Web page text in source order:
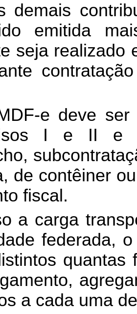
demais
emitida
seja realizado
e deve ser
I e II e
de contêiner
fiscal.
a carga
federada,
a cada uma